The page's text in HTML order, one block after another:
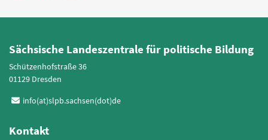
Sächsische Landeszentrale für politische Bildung
Schützenhofstraße 36
01129 Dresden
info(at)slpb.sachsen(dot)de
Kontakt